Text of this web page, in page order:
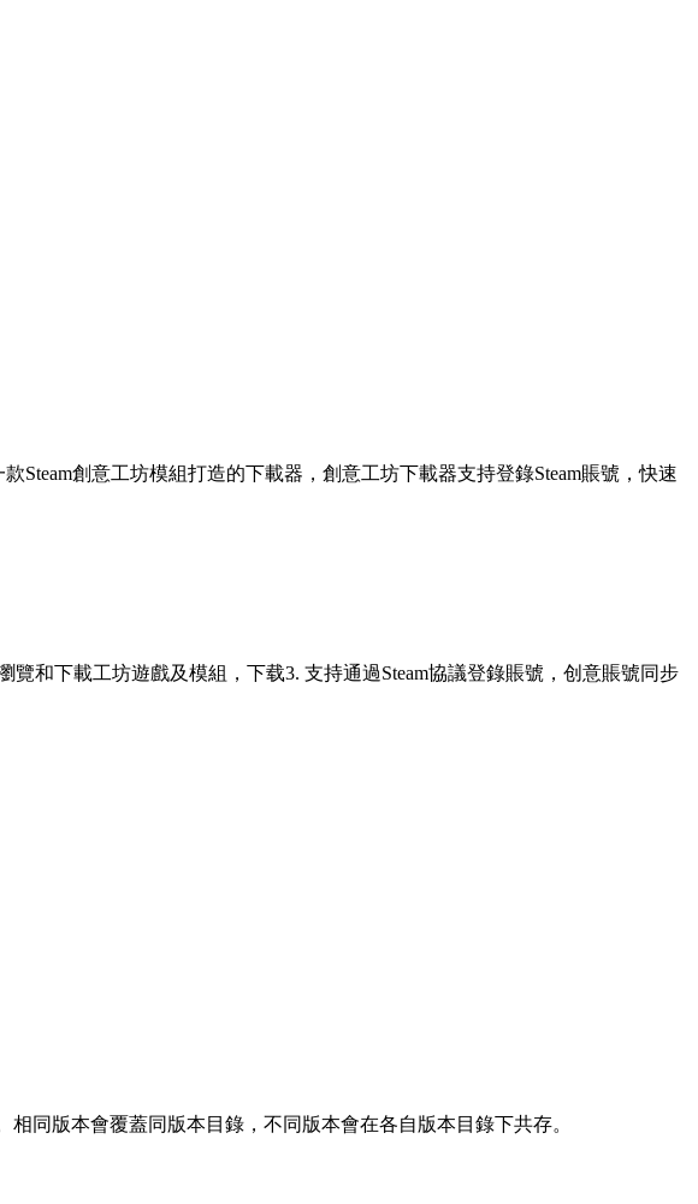
創意工坊模組打造的下載器，創意工坊下載器支持登錄Steam賬號，快速
覽和下載工坊遊戲及模組，下载3. 支持通過Steam協議登錄賬號，创意賬號同步
同版本會覆蓋同版本目錄，不同版本會在各自版本目錄下共存。